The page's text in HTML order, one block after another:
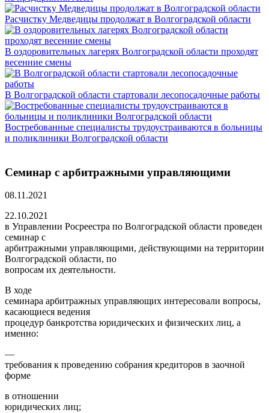
Расчистку Медведицы продолжат в Волгоградской области
В оздоровительных лагерях Волгоградской области проходят
весенние смены
В Волгоградской области стартовали лесопосадочные работы
Востребованные специалисты трудоустраиваются в больницы
и поликлиники Волгоградской области
Семинар с арбитражными управляющими
08.11.2021
22.10.2021
в Управлении Росреестра по Волгоградской области проведен
семинар с
арбитражными управляющими, действующими на территории
Волгоградской области, по
вопросам их деятельности.
В ходе
семинара арбитражных управляющих интересовали вопросы,
касающиеся ведения
процедур банкротства юридических и физических лиц, а
именно:
—
требования к проведению собрания кредиторов в заочной
форме
в отношении
юридических лиц;